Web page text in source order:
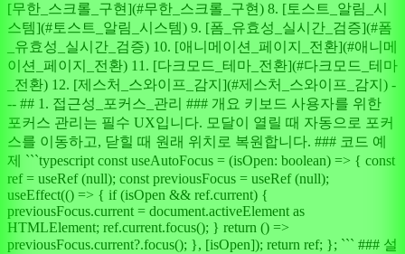
[무한_스크롤_구현](#무한_스크롤_구현) 8. [토스트_알림_시
스템](#토스트_알림_시스템) 9. [폼_유효성_실시간_검증](#폼
_유효성_실시간_검증) 10. [애니메이션_페이지_전환](#애니메
이션_페이지_전환) 11. [다크모드_테마_전환](#다크모드_테마
_전환) 12. [제스처_스와이프_감지](#제스처_스와이프_감지) -
-- ## 1. 접근성_포커스_관리 ### 개요 키보드 사용자를 위한
포커스 관리는 필수 UX입니다. 모달이 열릴 때 자동으로 포커
스를 이동하고, 닫힐 때 원래 위치로 복원합니다. ### 코드 예
제 ```typescript const useAutoFocus = (isOpen: boolean) => { const
ref = useRef (null); const previousFocus = useRef (null);
useEffect(() => { if (isOpen && ref.current) {
previousFocus.current = document.activeElement as
HTMLElement; ref.current.focus(); } return () =>
previousFocus.current?.focus(); }, [isOpen]); return ref; }; ``` ### 설